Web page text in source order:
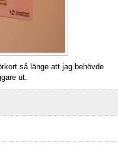
så länge att jag behövde
ut.